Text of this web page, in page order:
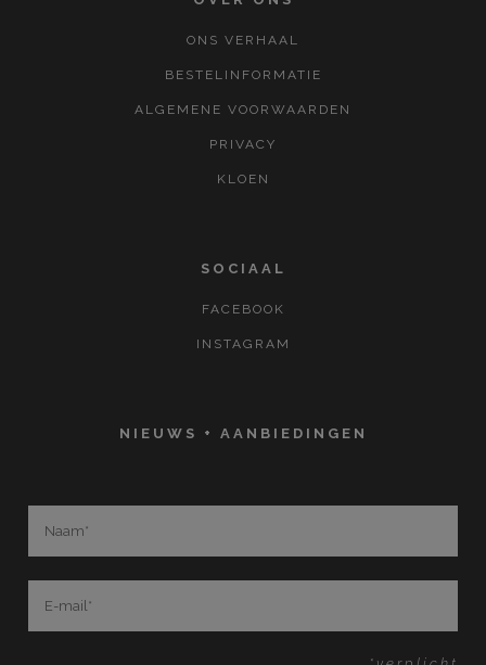
ONS VERHAAL
BESTELINFORMATIE
ALGEMENE VOORWAARDEN
PRIVACY
KLOEN
SOCIAAL
FACEBOOK
INSTAGRAM
NIEUWS + AANBIEDINGEN